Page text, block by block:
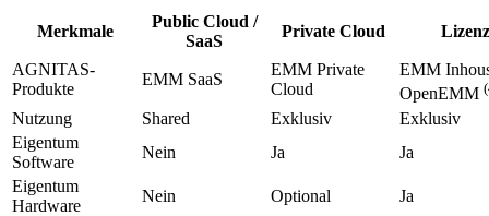
Merkmale
Public Cloud /
SaaS
Private Cloud Lizenz
AGNITAS-
Produkte
EMM SaaS
EMM Private
Cloud
EMM
OpenEMM
Nutzung Shared Exklusiv
Exklusiv
Eigentum
Software
Nein Ja
Ja
Eigentum
Hardware
Nein Optional Ja